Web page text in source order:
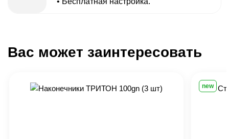
Вас может заинтересовать
new